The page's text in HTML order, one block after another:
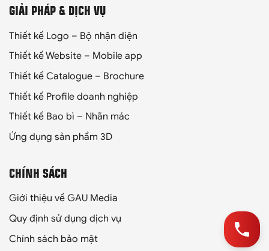
GIẢI PHÁP & DỊCH VỤ
Thiết kế Logo – Bộ nhận diện
Thiết kế Website – Mobile app
Thiết kế Catalogue – Brochure
Thiết kế Profile doanh nghiệp
Thiết kế Bao bì – Nhãn mác
Ứng dụng sản phẩm 3D
CHÍNH SÁCH
Giới thiệu về GAU Media
Quy định sử dụng dịch vụ
Chính sách bảo mật